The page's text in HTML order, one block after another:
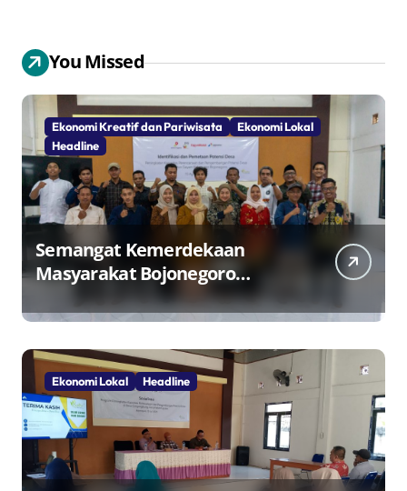
You Missed
Ekonomi Kreatif dan Pariwisata
Ekonomi Lokal
Headline
Semangat Kemerdekaan
Masyarakat Bojonegoro
Bangun Desa Mandiri Ekonomi
Ekonomi Lokal Headline